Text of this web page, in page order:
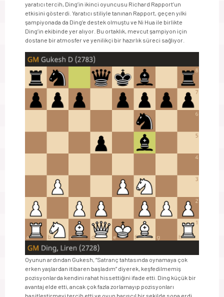
yaratıcı tercih, Ding’in ikinci oyuncusu Richard Rapport’un
etkisini gösterdi. Yaratıcı stiliyle tanınan Rapport, geçen yılki
şampiyonada da Ding’e destek olmuştu ve Ni Hua ile birlikte
Ding’in ekibinde yer alıyor. Bu ortaklık, mevcut şampiyon için
dostane bir atmosfer ve yenilikçi bir hazırlık süreci sağlıyor.
Oyunun ardından Gukesh, “Satranç tahtasında oynamaya çok
erken yaşlardan itibaren başladım” diyerek, keşfedilmemiş
pozisyonlarda kendini rahat hissettiğini ifade etti. Ding küçük bir
avantaj elde etti, ancak çok fazla zorlamayıp pozisyonları
basitleştirmeyi tercih etti ve oyun barışçıl bir şekilde sona erdi.